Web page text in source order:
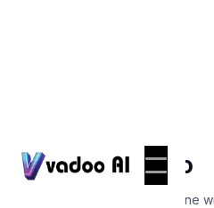
forearm tattoo
A vibrant street market scene